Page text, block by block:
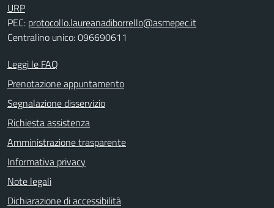
URP
PEC: protocollo.laureanadiborrello@asmepec.it
Centralino unico: 096690611
Leggi le FAQ
Prenotazione appuntamento
Segnalazione disservizio
Richiesta assistenza
Amministrazione trasparente
Informativa privacy
Note legali
Dichiarazione di accessibilità